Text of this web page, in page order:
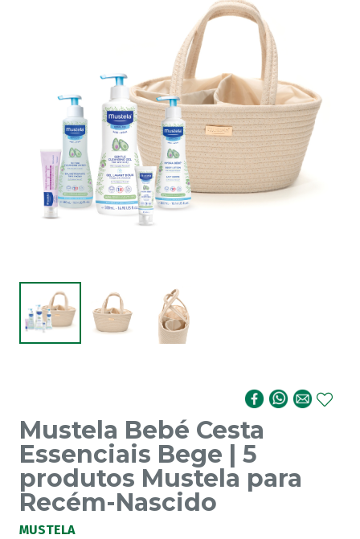
Mustela Bebé Cesta
Essenciais Bege | 5
produtos Mustela para
Recém-Nascido
MUSTELA